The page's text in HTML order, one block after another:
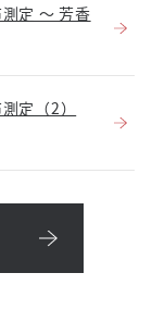
定 ～ 芳香
定（2）